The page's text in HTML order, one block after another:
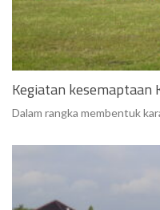
Kegiatan kesemaptaan
Dalam rangka membentuk